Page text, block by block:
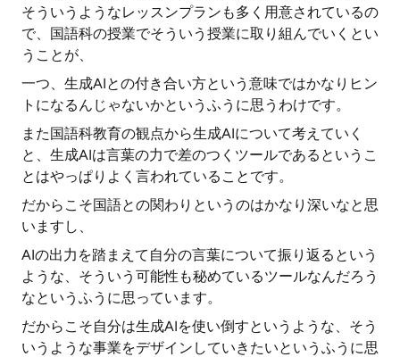
そういうようなレッスンプランも多く用意されているの
で、国語科の授業でそういう授業に取り組んでいくとい
うことが、
一つ、生成AIとの付き合い方という意味ではかなりヒン
トになるんじゃないかというふうに思うわけです。
また国語科教育の観点から生成AIについて考えていく
と、生成AIは言葉の力で差のつくツールであるというこ
とはやっぱりよく言われていることです。
だからこそ国語との関わりというのはかなり深いなと思
いますし、
AIの出力を踏まえて自分の言葉について振り返るという
ような、そういう可能性も秘めているツールなんだろう
なというふうに思っています。
だからこそ自分は生成AIを使い倒すというような、そう
いうような事業をデザインしていきたいというふうに思